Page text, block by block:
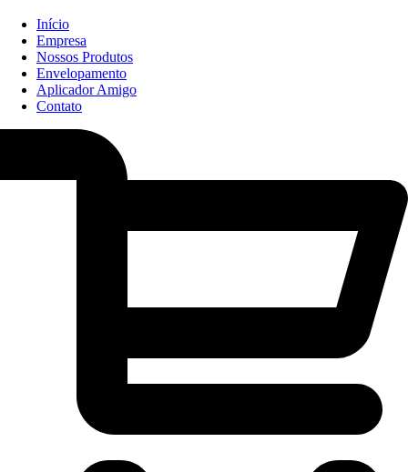
Início
Empresa
Nossos Produtos
Envelopamento
Aplicador Amigo
Contato